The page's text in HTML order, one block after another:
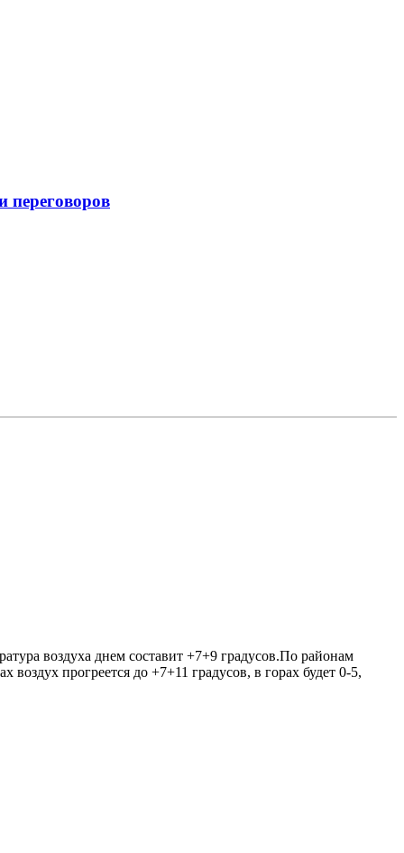
переговоров
воздуха днем составит +7+9 градусов.По районам
прогреется до +7+11 градусов, в горах будет 0-5,